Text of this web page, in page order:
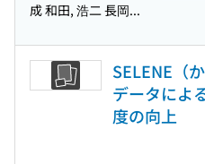
成 和田, 浩二 長岡...
SELENE（
データによ
度の向上